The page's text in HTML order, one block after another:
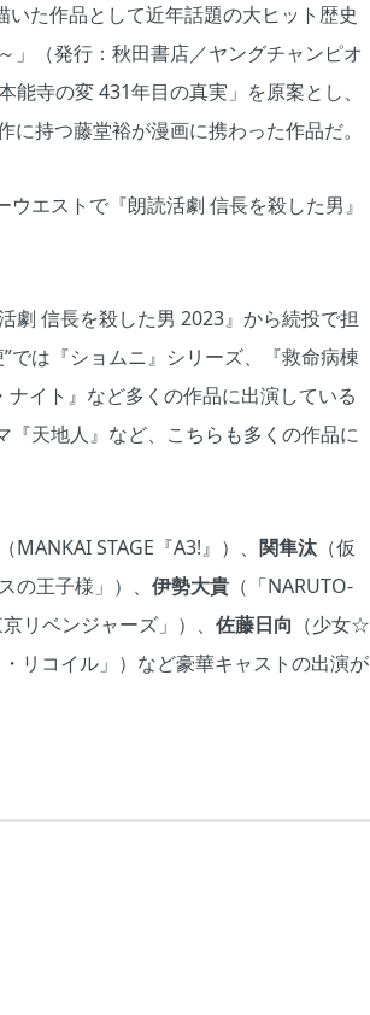
た作品として近年話題の大ヒット歴史
」（発行：秋田書店／ヤングチャンピオ
寺の変 431年目の真実」を原案とし、
に持つ藤堂裕が漫画に携わった作品だ。
エストで『朗読活劇 信長を殺した男』
劇 信長を殺した男 2023』から続投で担
では『ショムニ』シリーズ、『救命病棟
ナイト』など多くの作品に出演している
『天地人』など、こちらも多くの作品に
（MANKAI STAGE『A3!』）、 関隼汰 （仮
の王子様」）、 伊勢大貴 （「NARUTO-
リベンジャーズ」）、 佐藤日向 （少女☆
リコイル」）など豪華キャストの出演が